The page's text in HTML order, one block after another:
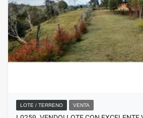
LOTE / TERRENO VENTA